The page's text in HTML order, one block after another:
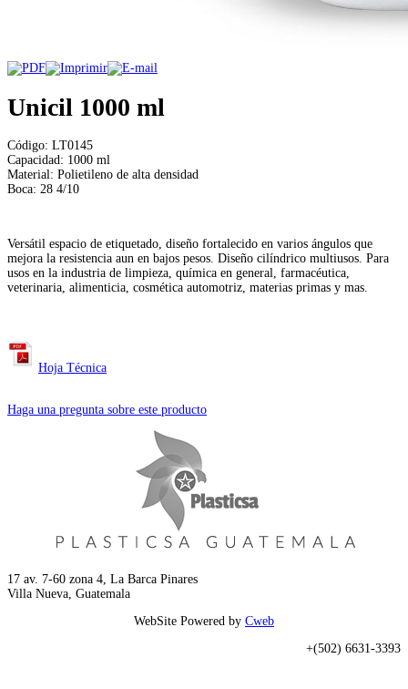
Unicil 1000 ml
Código: LT0145
Capacidad: 1000 ml
Material: Polietileno de alta densidad
Boca: 28 4/10
Versátil espacio de etiquetado, diseño fortalecido en varios ángulos que
mejora la resistencia aun en bajos pesos. Diseño cilíndrico multiusos. Para
usos en la industria de limpieza, química en general, farmacéutica,
veterinaria, alimenticia, cosmética automotriz, materias primas y mas.
Hoja Técnica
Haga una pregunta sobre este producto
17 av. 7-60 zona 4, La Barca Pinares
Villa Nueva, Guatemala
WebSite Powered by Cweb
+(502) 6631-3393